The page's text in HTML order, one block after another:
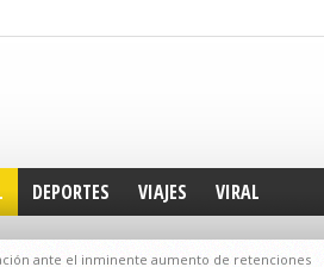
DEPORTES VIAJES VIRAL
ante el inminente aumento de retenciones